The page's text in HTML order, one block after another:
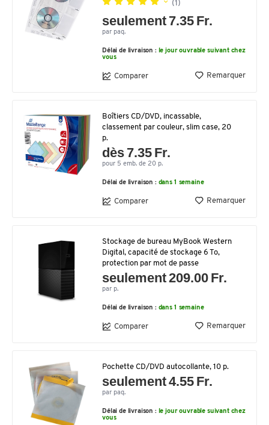
(1)
seulement 7.35 Fr.
par paq.
Délai de livraison : le jour ouvrable suivant chez
vous
Comparer Remarquer
Boîtiers CD/DVD, incassable,
classement par couleur, slim case, 20
p.
dès 7.35 Fr.
pour 5 emb. de 20 p.
Délai de livraison : dans 1 semaine
Comparer Remarquer
Stockage de bureau MyBook Western
Digital, capacité de stockage 6 To,
protection par mot de passe
seulement 209.00 Fr.
par p.
Délai de livraison : dans 1 semaine
Comparer Remarquer
Pochette CD/DVD autocollante, 10 p.
seulement 4.55 Fr.
par paq.
Délai de livraison : le jour ouvrable suivant chez
vous